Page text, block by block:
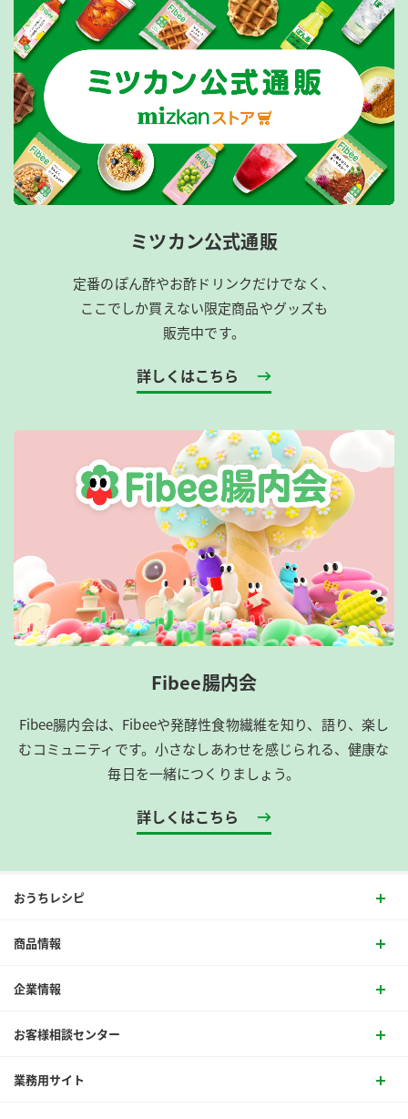
ミツカン公式通販
定番のぽん酢やお酢ドリンクだけでなく、
ここでしか買えない限定商品やグッズも
販売中です。
詳しくはこちら
Fibee腸内会
Fibee腸内会は、​Fibeeや発酵性食物繊維を知り、語り、楽し
むコミュニティです。​小さなしあわせを感じられる、健康な
毎日を一緒につくりましょう。
詳しくはこちら
おうちレシピ
商品情報
企業情報
お客様相談センター
業務用サイト